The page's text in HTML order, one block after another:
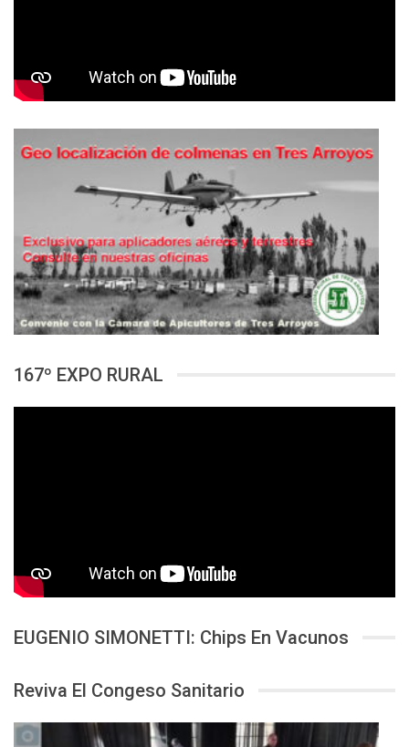
167º EXPO RURAL
EUGENIO SIMONETTI: Chips En Vacunos
Reviva El Congeso Sanitario